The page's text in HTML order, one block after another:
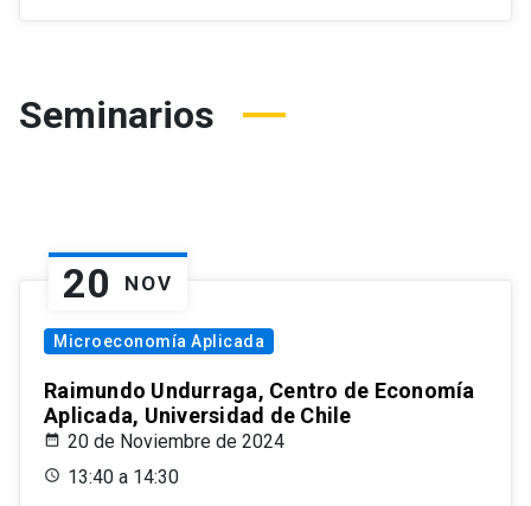
Seminarios
20 NOV
Microeconomía Aplicada
Raimundo Undurraga, Centro de Economía
Aplicada, Universidad de Chile
20 de Noviembre de 2024
13:40 a 14:30